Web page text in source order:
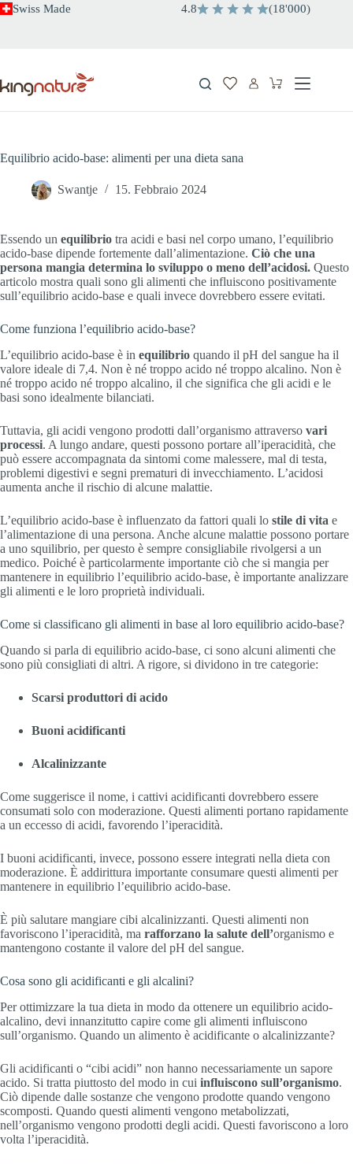
SaltaSwiss Made 4.8 (18'000)
Carrello
Equilibrio acido-base: alimenti per una dieta sana
Swantje 15. Febbraio 2024
Essendo un equilibrio tra acidi e basi nel corpo umano, l’equilibrio
acido-base dipende fortemente dall’alimentazione. Ciò che una
persona mangia determina lo sviluppo o meno dell’acidosi. Questo
articolo mostra quali sono gli alimenti che influiscono positivamente
sull’equilibrio acido-base e quali invece dovrebbero essere evitati.
Come funziona l’equilibrio acido-base?
L’equilibrio acido-base è in equilibrio quando il pH del sangue ha il
valore ideale di 7,4. Non è né troppo acido né troppo alcalino. Non è
né troppo acido né troppo alcalino, il che significa che gli acidi e le
basi sono idealmente bilanciati.
Tuttavia, gli acidi vengono prodotti dall’organismo attraverso vari
processi. A lungo andare, questi possono portare all’iperacidità, che
può essere accompagnata da sintomi come malessere, mal di testa,
problemi digestivi e segni prematuri di invecchiamento. L’acidosi
aumenta anche il rischio di alcune malattie.
L’equilibrio acido-base è influenzato da fattori quali lo stile di vita e
l’alimentazione di una persona. Anche alcune malattie possono portare
a uno squilibrio, per questo è sempre consigliabile rivolgersi a un
medico. Poiché è particolarmente importante ciò che si mangia per
mantenere in equilibrio l’equilibrio acido-base, è importante analizzare
gli alimenti e le loro proprietà individuali.
Come si classificano gli alimenti in base al loro equilibrio acido-base?
Quando si parla di equilibrio acido-base, ci sono alcuni alimenti che
sono più consigliati di altri. A rigore, si dividono in tre categorie:
Scarsi produttori di acido
Buoni acidificanti
Alcalinizzante
Come suggerisce il nome, i cattivi acidificanti dovrebbero essere
consumati solo con moderazione. Questi alimenti portano rapidamente
a un eccesso di acidi, favorendo l’iperacidità.
I buoni acidificanti, invece, possono essere integrati nella dieta con
moderazione. È addirittura importante consumare questi alimenti per
mantenere in equilibrio l’equilibrio acido-base.
È più salutare mangiare cibi alcalinizzanti. Questi alimenti non
favoriscono l’iperacidità, ma rafforzano la salute dell’organismo e
mantengono costante il valore del pH del sangue.
Cosa sono gli acidificanti e gli alcalini?
Per ottimizzare la tua dieta in modo da ottenere un equilibrio acido-
alcalino, devi innanzitutto capire come gli alimenti influiscono
sull’organismo. Quando un alimento è acidificante o alcalinizzante?
Gli acidificanti o “cibi acidi” non hanno necessariamente un sapore
acido. Si tratta piuttosto del modo in cui influiscono sull’organismo.
Ciò dipende dalle sostanze che vengono prodotte quando vengono
scomposti. Quando questi alimenti vengono metabolizzati,
nell’organismo vengono prodotti degli acidi. Questi favoriscono a loro
volta l’iperacidità.